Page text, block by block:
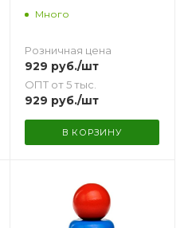
Много
Розничная цена
929 руб./шт
ОПТ от 5 тыс.
929 руб./шт
В КОРЗИНУ